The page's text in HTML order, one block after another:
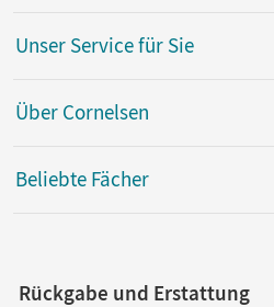
Unser Service für Sie
Über Cornelsen
Beliebte Fächer
Rückgabe und Erstattung